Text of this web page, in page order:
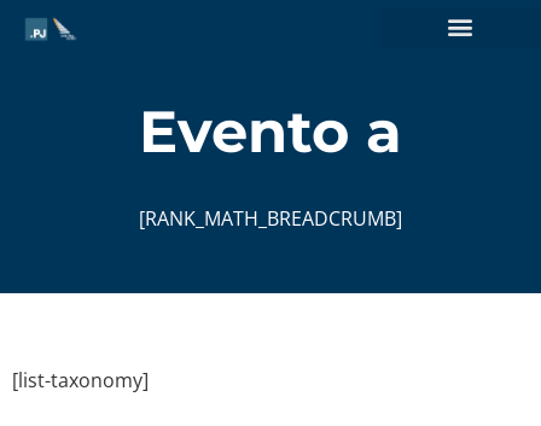
Evento a
[RANK_MATH_BREADCRUMB]
[list-taxonomy]